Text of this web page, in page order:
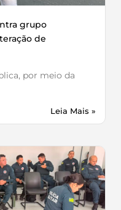
grupo
de
por meio da
Leia Mais »